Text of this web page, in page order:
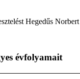
Hegedűs
évfolyamait